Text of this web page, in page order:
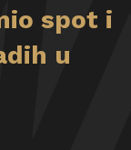
spot i
u